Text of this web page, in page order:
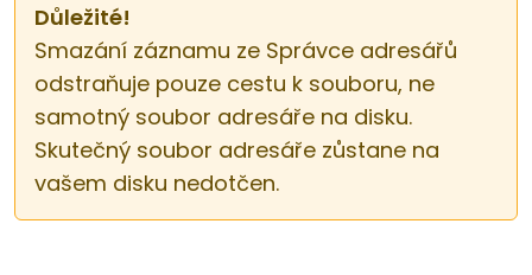
Důležité!
Smazání záznamu ze Správce adresářů
odstraňuje pouze cestu k souboru, ne
samotný soubor adresáře na disku.
Skutečný soubor adresáře zůstane na
vašem disku nedotčen.